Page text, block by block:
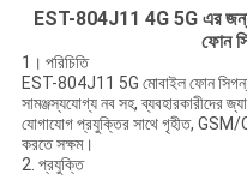
EST-804J11 4G 5G এর জন্য
ফোন
1। পরিচিতি
EST-804J11 5G মোবাইল ফোন সিগন্যাল
সামঞ্জস্যযোগ্য নব সহ, ব্যবহারকারীদের
যোগাযোগ প্রযুক্তির সাথে গৃহীত,
করতে সক্ষম।
2. প্রযুক্তি